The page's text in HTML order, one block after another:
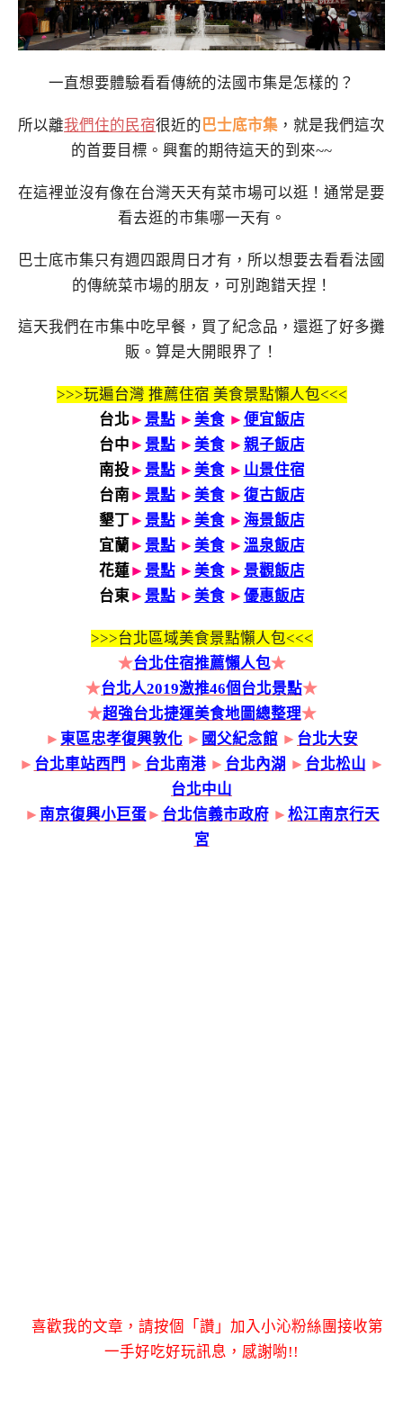
一直想要體驗看看傳統的法國市集是怎樣的？
所以離我們住的民宿很近的巴士底市集 ，就是我們這次
的首要目標。興奮的期待這天的到來~~
在這裡並沒有像在台灣天天有菜市場可以逛！通常是要
看去逛的市集哪一天有。
巴士底市集只有週四跟周日才有，所以想要去看看法國
的傳統菜市場的朋友，可別跑錯天捏！
這天我們在市集中吃早餐，買了紀念品，還逛了好多攤
販。算是大開眼界了！
>>>玩遍台灣 推薦住宿 美食景點懶人包<<<
台北 ► 景點 ► 美食► 便宜飯店
台中 ► 景點 ► 美食► 親子飯店
南投► 景點 ► 美食► 山景住宿
台南► 景點 ► 美食► 復古飯店
墾丁► 景點 ► 美食► 海景飯店
宜蘭 ► 景點 ► 美食► 溫泉飯店
花蓮► 景點 ► 美食► 景觀飯店
台東► 景點 ► 美食► 優惠飯店
>>>台北區域美食景點懶人包<<<
★台北住宿推薦懶人包★
★台北人2019激推46個台北景點★
★超強台北捷運美食地圖總整理★
► 東區忠孝復興敦化 ► 國父紀念館 ► 台北大安
► 台北車站西門 ► 台北南港 ► 台北內湖 ► 台北松山 ►
台北中山
► 南京復興小巨蛋► 台北信義市政府► 松江南京行天
宮
喜歡我的文章，請按個「讚」加入小沁粉絲團接收第
一手好吃好玩訊息，感謝喲!!